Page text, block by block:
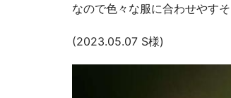
なので色々な服に合わせやす
(2023.05.07 S様)